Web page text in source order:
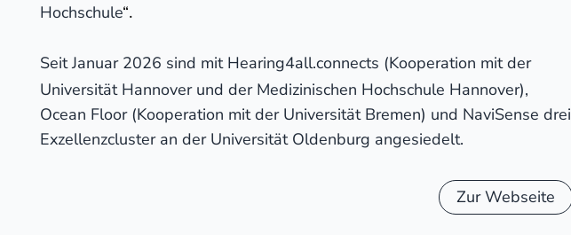
Hochschule“.
Seit Januar 2026 sind mit Hearing4all.connects (Kooperation mit der
Universität Hannover und der Medizinischen Hochschule Hannover),
Ocean Floor (Kooperation mit der Universität Bremen) und NaviSense drei
Exzellenzcluster an der Universität Oldenburg angesiedelt.
Zur Webseite